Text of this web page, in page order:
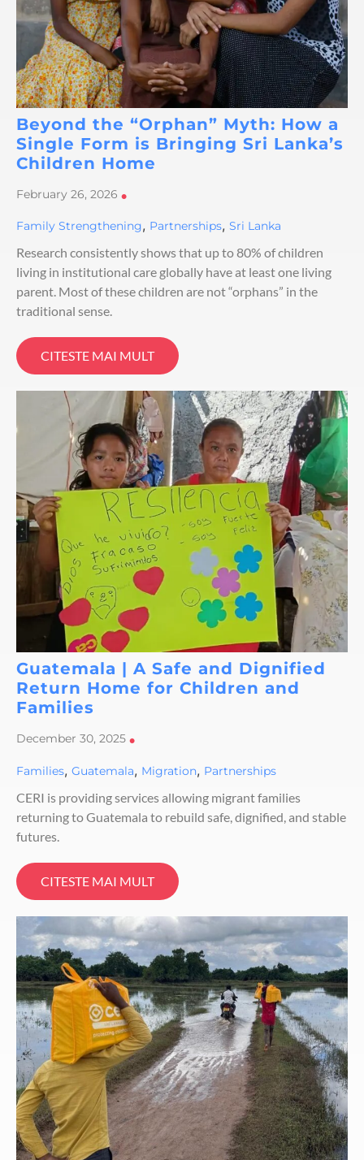
Beyond the “Orphan” Myth: How a
Single Form is Bringing Sri Lanka’s
Children Home
February 26, 2026 •
Family Strengthening, Partnerships, Sri Lanka
Research consistently shows that up to 80% of children
living in institutional care globally have at least one living
parent. Most of these children are not “orphans” in the
traditional sense.
CITESTE MAI MULT
Guatemala | A Safe and Dignified
Return Home for Children and
Families
December 30, 2025 •
Families, Guatemala, Migration, Partnerships
CERI is providing services allowing migrant families
returning to Guatemala to rebuild safe, dignified, and stable
futures.
CITESTE MAI MULT